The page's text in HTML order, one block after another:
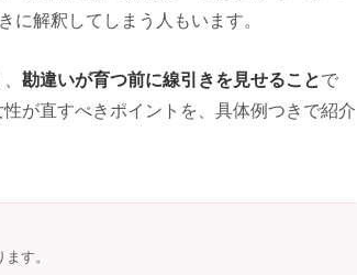
に解釈してしまう人もいます。
勘違いが育つ前に線引きを見せることで
が直すべきポイントを、具体例つきで紹介
す。